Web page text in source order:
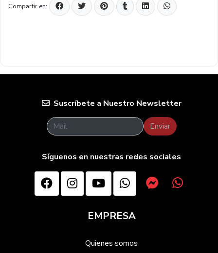
Compartir en:
Suscríbete a Nuestro Newsletter
Enviar
Síguenos en nuestras redes sociales
EMPRESA
Quienes somos